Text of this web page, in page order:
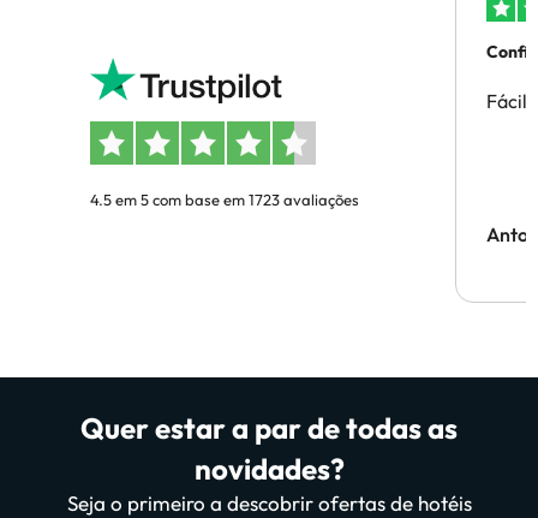
4.5 em 5 com base em 1723 avaliações
Fácil
Quer estar a par de todas as
novidades?
Seja o primeiro a descobrir ofertas de hotéis